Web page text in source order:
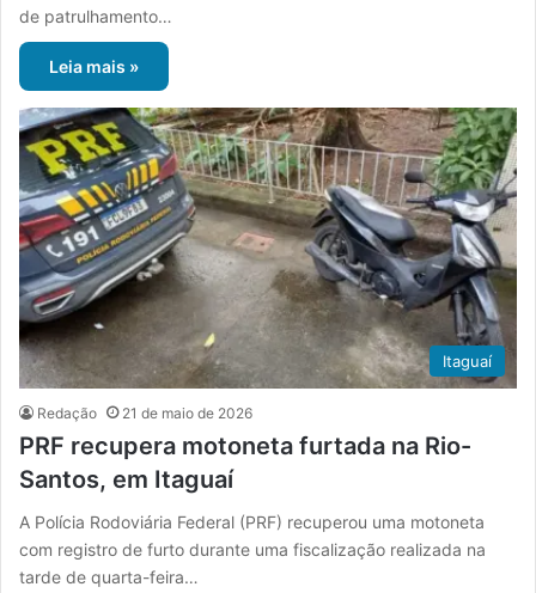
de patrulhamento…
Leia mais »
Itaguaí
Redação 21 de maio de 2026
PRF recupera motoneta furtada na Rio-
Santos, em Itaguaí
A Polícia Rodoviária Federal (PRF) recuperou uma motoneta
com registro de furto durante uma fiscalização realizada na
tarde de quarta-feira…